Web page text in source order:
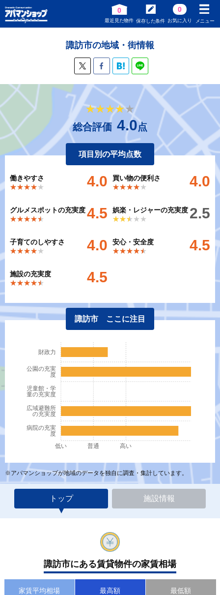
0
最近見た物件 保存した条件
0
お気に入り メニュー
諏訪市の地域・街情報
★★★★★
★★★★★
総合評価 4.0点
項目別の平均点数
働きやすさ
★★★★★
★★★★★ 4.0
買い物の便利さ
★★★★★
★★★★★ 4.0
グルメスポットの充実度
★★★★★
★★★★★ 4.5
娯楽・レジャーの充実度
★★★★★
★★★★★ 2.5
子育てのしやすさ
★★★★★
★★★★★ 4.0
安心・安全度
★★★★★
★★★★★ 4.5
施設の充実度
★★★★★
★★★★★ 4.5
諏訪市 ここに注目
病院の充実
度
広域避難所
の充実度
児童館・学
童の充実度
公園の充実
度
財政力
低い 普通 高い
※アパマンショップが地域のデータを独自に調査・集計しています。
トップ 施設情報
諏訪市にある賃貸物件の家賃相場
家賃平均相場 最高額 最低額